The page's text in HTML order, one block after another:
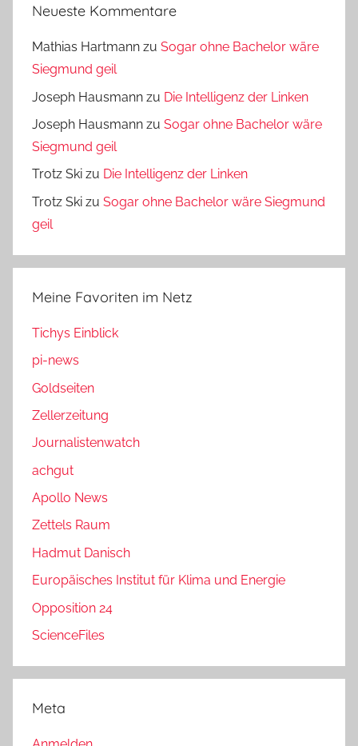
Neueste Kommentare
Mathias Hartmann zu Sogar ohne Bachelor wäre
Siegmund geil
Joseph Hausmann zu Die Intelligenz der Linken
Joseph Hausmann zu Sogar ohne Bachelor wäre
Siegmund geil
Trotz Ski zu Die Intelligenz der Linken
Trotz Ski zu Sogar ohne Bachelor wäre Siegmund
geil
Meine Favoriten im Netz
Tichys Einblick
pi-news
Goldseiten
Zellerzeitung
Journalistenwatch
achgut
Apollo News
Zettels Raum
Hadmut Danisch
Europäisches Institut für Klima und Energie
Opposition 24
ScienceFiles
Meta